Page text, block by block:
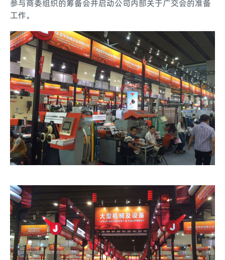
参与商委组织的筹备会并启动公司内部关于广交会的准备
工作。